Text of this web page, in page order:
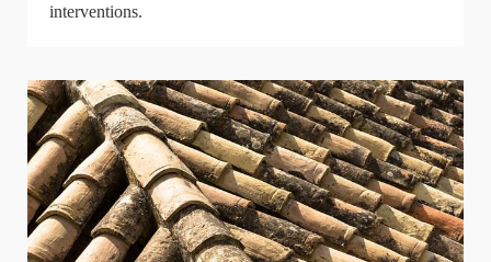
interventions.